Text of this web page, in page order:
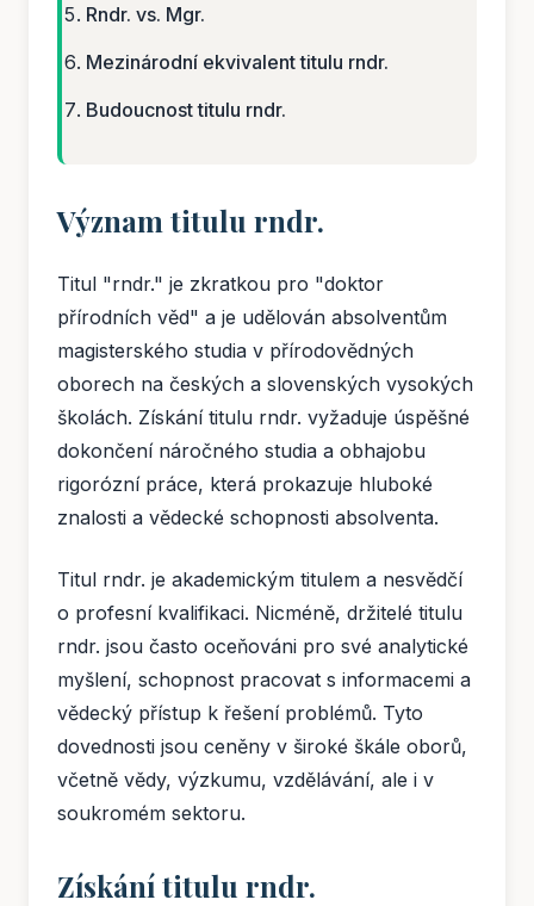
Rndr. vs. Mgr.
Mezinárodní ekvivalent titulu rndr.
Budoucnost titulu rndr.
Význam titulu rndr.
Titul "rndr." je zkratkou pro "doktor
přírodních věd" a je udělován absolventům
magisterského studia v přírodovědných
oborech na českých a slovenských vysokých
školách. Získání titulu rndr. vyžaduje úspěšné
dokončení náročného studia a obhajobu
rigorózní práce, která prokazuje hluboké
znalosti a vědecké schopnosti absolventa.
Titul rndr. je akademickým titulem a nesvědčí
o profesní kvalifikaci. Nicméně, držitelé titulu
rndr. jsou často oceňováni pro své analytické
myšlení, schopnost pracovat s informacemi a
vědecký přístup k řešení problémů. Tyto
dovednosti jsou ceněny v široké škále oborů,
včetně vědy, výzkumu, vzdělávání, ale i v
soukromém sektoru.
Získání titulu rndr.